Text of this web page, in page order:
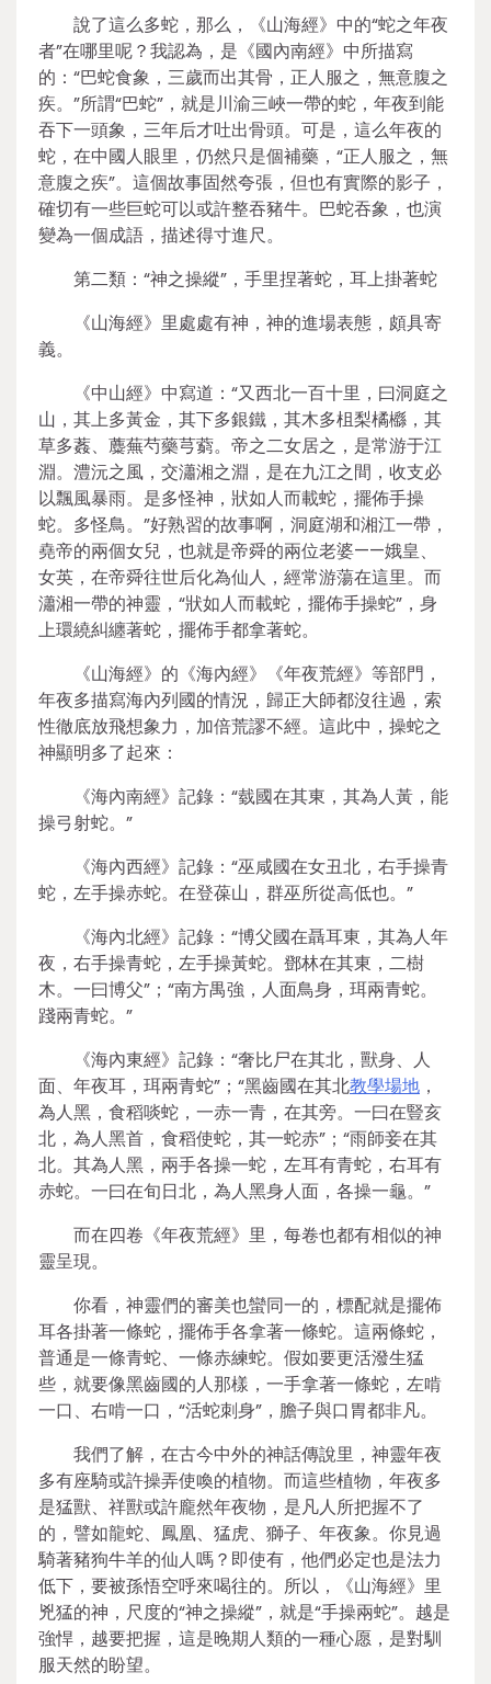
說了這么多蛇，那么，《山海經》中的“蛇之年夜
者”在哪里呢？我認為，是《國內南經》中所描寫
的：“巴蛇食象，三歲而出其骨，正人服之，無意腹之
疾。”所謂“巴蛇”，就是川渝三峽一帶的蛇，年夜到能
吞下一頭象，三年后才吐出骨頭。可是，這么年夜的
蛇，在中國人眼里，仍然只是個補藥，“正人服之，無
意腹之疾”。這個故事固然夸張，但也有實際的影子，
確切有一些巨蛇可以或許整吞豬牛。巴蛇吞象，也演
變為一個成語，描述得寸進尺。
第二類：“神之操縱”，手里捏著蛇，耳上掛著蛇
《山海經》里處處有神，神的進場表態，頗具寄
義。
《中山經》中寫道：“又西北一百十里，曰洞庭之
山，其上多黃金，其下多銀鐵，其木多柤梨橘櫾，其
草多葌、蘪蕪芍藥芎藭。帝之二女居之，是常游于江
淵。澧沅之風，交瀟湘之淵，是在九江之間，收支必
以飄風暴雨。是多怪神，狀如人而載蛇，擺佈手操
蛇。多怪鳥。”好熟習的故事啊，洞庭湖和湘江一帶，
堯帝的兩個女兒，也就是帝舜的兩位老婆——娥皇、
女英，在帝舜往世后化為仙人，經常游蕩在這里。而
瀟湘一帶的神靈，“狀如人而載蛇，擺佈手操蛇”，身
上環繞糾纏著蛇，擺佈手都拿著蛇。
《山海經》的《海內經》《年夜荒經》等部門，
年夜多描寫海內列國的情況，歸正大師都沒往過，索
性徹底放飛想象力，加倍荒謬不經。這此中，操蛇之
神顯明多了起來：
《海內南經》記錄：“臷國在其東，其為人黃，能
操弓射蛇。”
《海內西經》記錄：“巫咸國在女丑北，右手操青
蛇，左手操赤蛇。在登葆山，群巫所從高低也。”
《海內北經》記錄：“博父國在聶耳東，其為人年
夜，右手操青蛇，左手操黃蛇。鄧林在其東，二樹
木。一曰博父”；“南方禺強，人面鳥身，珥兩青蛇。
踐兩青蛇。”
《海內東經》記錄：“奢比尸在其北，獸身、人
面、年夜耳，珥兩青蛇”；“黑齒國在其北教學場地 ，
為人黑，食稻啖蛇，一赤一青，在其旁。一曰在豎亥
北，為人黑首，食稻使蛇，其一蛇赤”；“雨師妾在其
北。其為人黑，兩手各操一蛇，左耳有青蛇，右耳有
赤蛇。一曰在旬日北，為人黑身人面，各操一龜。”
而在四卷《年夜荒經》里，每卷也都有相似的神
靈呈現。
你看，神靈們的審美也蠻同一的，標配就是擺佈
耳各掛著一條蛇，擺佈手各拿著一條蛇。這兩條蛇，
普通是一條青蛇、一條赤練蛇。假如要更活潑生猛
些，就要像黑齒國的人那樣，一手拿著一條蛇，左啃
一口、右啃一口，“活蛇刺身”，膽子與口胃都非凡。
我們了解，在古今中外的神話傳說里，神靈年夜
多有座騎或許操弄使喚的植物。而這些植物，年夜多
是猛獸、祥獸或許龐然年夜物，是凡人所把握不了
的，譬如龍蛇、鳳凰、猛虎、獅子、年夜象。你見過
騎著豬狗牛羊的仙人嗎？即使有，他們必定也是法力
低下，要被孫悟空呼來喝往的。所以，《山海經》里
兇猛的神，尺度的“神之操縱”，就是“手操兩蛇”。越是
強悍，越要把握，這是晚期人類的一種心愿，是對馴
服天然的盼望。